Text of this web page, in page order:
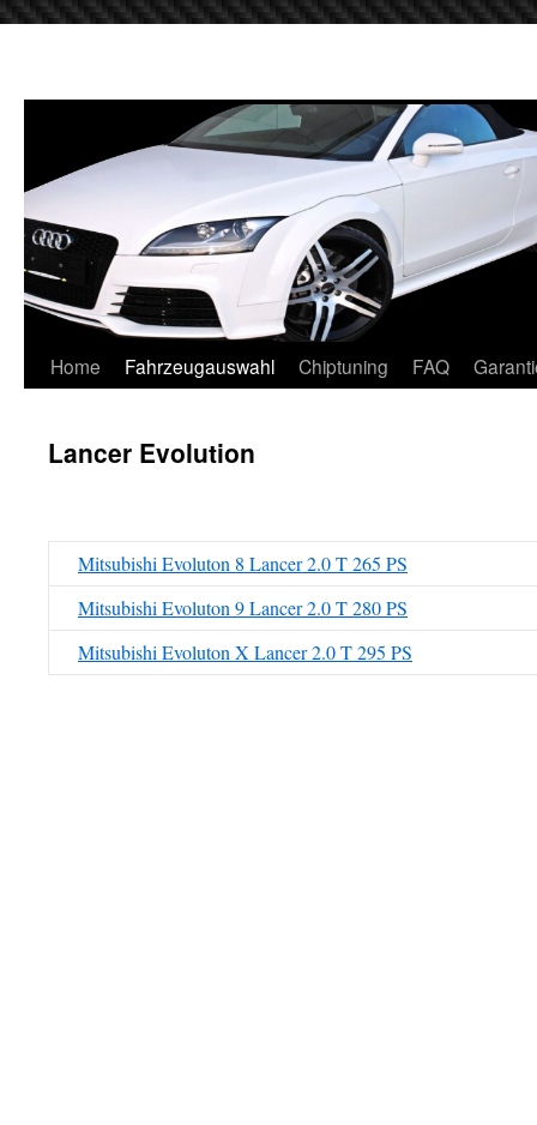
Home Fahrzeugauswahl Chiptuning FAQ
Lancer Evolution
Mitsubishi Evoluton 8 Lancer 2.0 T 265 PS
Mitsubishi Evoluton 9 Lancer 2.0 T 280 PS
Mitsubishi Evoluton X Lancer 2.0 T 295 PS